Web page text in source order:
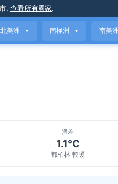
. 查看所有國家.
北美洲 ▼ 南極洲 ▼ 南美洲
溫差
1.1°C
都柏林 較暖